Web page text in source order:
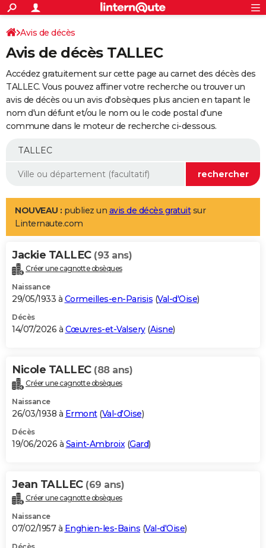
ACTUALITÉS
Politique
Société
Faits Divers
Education
Monde
Villes
+
SPORT
Coupe du monde 2026
Football
Tennis
Cyclisme
Rugby
Forum
Programme TV
TNT
Streaming
Cinéma
Sorties cinéma
Musique
+FINANCE
Retraite
Epargne
Immobilier
Risques naturels par ville
Banque
Assurance
AUTO
Essais
Réserver un essai
Citadines
Berlines
SUV
Forum auto
+
Mobiles
Meilleur smartphone
Internet
Ordinateurs
Jeux vidéo
Guide high-tech
Aménagement intérieur
LIFESTYLE
Art de vivre
Bien-être
Loisirs
Mode
Modes de vie
Alimentation
Guide de la santé
Maladies
Médicaments
Sommeil
VOYAGE
Destinations
City break
Voyage nature
Voyage de noces
Forum
Climat
+PHOTO
GUIDES D'ACHAT
BONS PLANS
Carte de Noël
Carte Bonne année
Carte Saint-Valentin
Carte Pâques
Carte d'anniversaire
DICTIONNAIRE
Dictionnaire
Biographies
Citations
Expressions
Proverbes
PROGRAMME TV
S'inscrire
Se connecter
Lycées
Collèges
Primaires
Universités
Entreprises
Service militaire
Avis de recherche
AVIS DE DÉCÈS
Bricolage
Lifestyle
Culture
Sport
Auto
Television
Voyage
Cinema
Avis de décès
Avis de décès TALLEC
Accédez gratuitement sur cette page au carnet des décès des
TALLEC. Vous pouvez affiner votre recherche ou trouver un
avis de décès ou un avis d'obsèques plus ancien en tapant le
nom d'un défunt et/ou le nom ou le code postal d'une
commune dans le moteur de recherche ci-dessous.
NOUVEAU : publiez un avis de décès gratuitsur
Linternaute.com
Jackie TALLEC (93 ans)
Créer une cagnotte obsèques
Naissance
29/05/1933 à Cormeilles-en-Parisis (Val-d'Oise)
Décès
14/07/2026 à Cœuvres-et-Valsery(Aisne)
Nicole TALLEC (88 ans)
Créer une cagnotte obsèques
Naissance
26/03/1938 à Ermont(Val-d'Oise)
Décès
19/06/2026 à Saint-Ambroix(Gard)
Jean TALLEC (69 ans)
Créer une cagnotte obsèques
Naissance
07/02/1957 à Enghien-les-Bains (Val-d'Oise)